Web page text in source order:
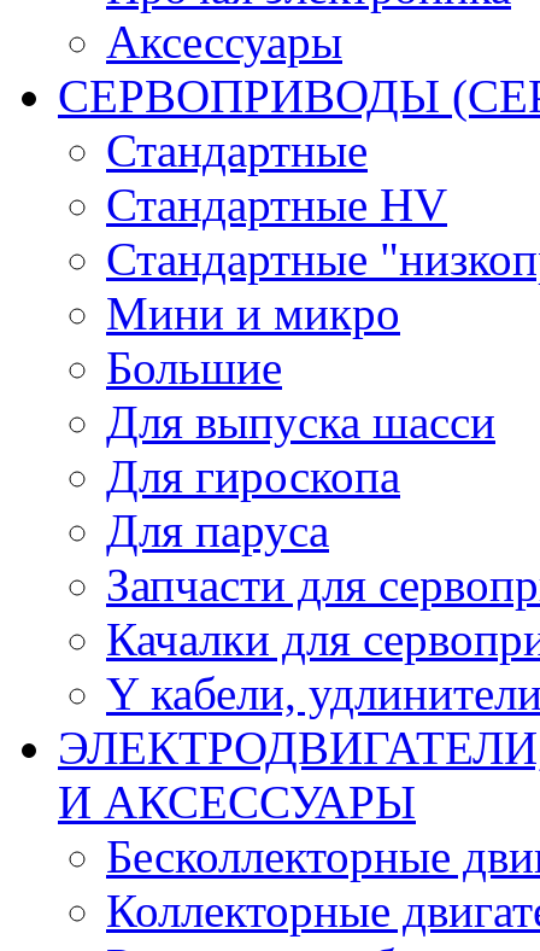
Аксессуары
СЕРВОПРИВОДЫ
Стандартные
Стандартные HV
Стандартные
Мини и микро
Большие
Для выпуска шасси
Для гироскопа
Для паруса
Запчасти для
Качалки для
Y кабели,
И АКСЕССУАРЫ
Бесколлекторные
Коллекторные